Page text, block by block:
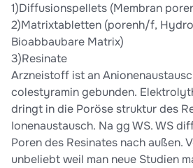
1)Diffusionspellets (Membran
2)Matrixtabletten (porenh/f,
Bioabbaubare Matrix)
3)Resinate
Arzneistoff ist an
colestyramin gebunden.
dringt in die Poröse struktur des
Ionenaustausch. Na gg WS. WS
Poren des Resinates nach außen.
unbeliebt weil man neue Studien